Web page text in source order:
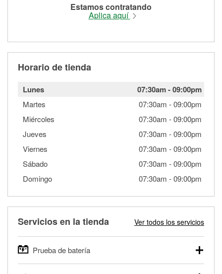
Estamos contratando
Aplica aquí
Horario de tienda
Lunes 07:30am-09:00pm
Martes 07:30am -09:00pm
Miércoles
07:30am -09:00pm
Jueves
07:30am -09:00pm
Viernes
07:30am -09:00pm
Sábado
07:30am -09:00pm
Domingo
07:30am -09:00pm
Servicios en la tienda Ver todos los servicios
Prueba de batería